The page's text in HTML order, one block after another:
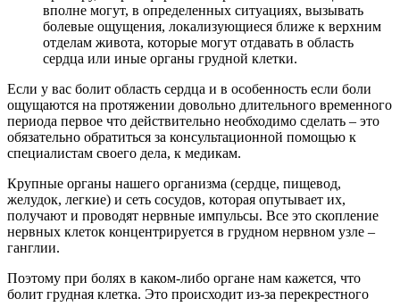
вполне могут, в определенных ситуациях, вызывать
болевые ощущения, локализующиеся ближе к верхним
отделам живота, которые могут отдавать в область
сердца или иные органы грудной клетки.
Если у вас болит область сердца и в особенность если боли
ощущаются на протяжении довольно длительного временного
периода первое что действительно необходимо сделать – это
обязательно обратиться за консультационной помощью к
специалистам своего дела, к медикам.
Крупные органы нашего организма (сердце, пищевод,
желудок, легкие) и сеть сосудов, которая опутывает их,
получают и проводят нервные импульсы. Все это скопление
нервных клеток концентрируется в грудном нервном узле –
ганглии.
Поэтому при болях в каком-либо органе нам кажется, что
болит грудная клетка. Это происходит из-за перекрестного